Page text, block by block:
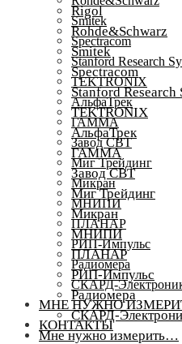
Smitek
Spectracom
Stanford Research
TEKTRONIX
АльфаТрек
ГАММА
Завод СВТ
Миг Трейдинг
Микран
МНИПИ
ПЛАНАР
РИП-Импульс
Радиомера
СКАРД-
МНЕ НУЖНО
КОНТАКТЫ
Rigol
Rohde&Schwarz
Smitek
Spectracom
Stanford Research
TEKTRONIX
АльфаТрек
ГАММА
Завод СВТ
Миг Трейдинг
Микран
МНИПИ
ПЛАНАР
РИП-Импульс
Радиомера
СКАРД-
Мне нужно измерить…